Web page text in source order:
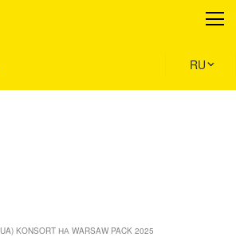
RU
KONSORT НА WARSAW PACK 2025